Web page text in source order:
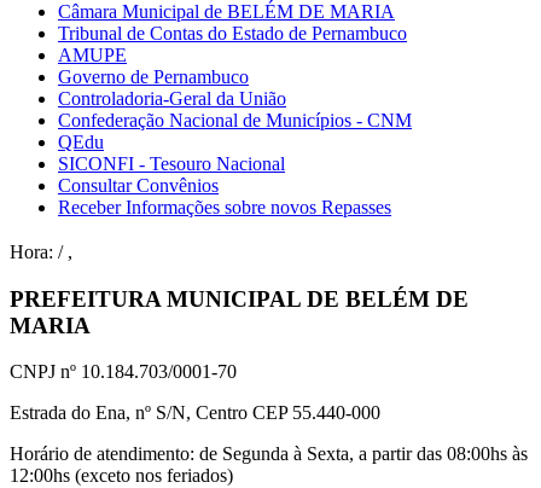
Câmara Municipal de BELÉM DE MARIA
Tribunal de Contas do Estado de Pernambuco
AMUPE
Governo de Pernambuco
Controladoria-Geral da União
Confederação Nacional de Municípios - CNM
QEdu
SICONFI - Tesouro Nacional
Consultar Convênios
Receber Informações sobre novos Repasses
Hora: / ,
PREFEITURA MUNICIPAL DE BELÉM DE
MARIA
CNPJ nº 10.184.703/0001-70
Estrada do Ena, nº S/N, Centro CEP 55.440-000
Horário de atendimento: de Segunda à Sexta, a partir das 08:00hs às
12:00hs (exceto nos feriados)